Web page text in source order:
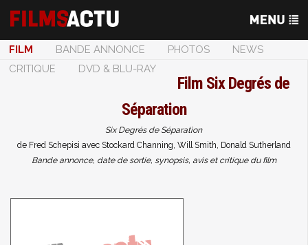
FILM BANDE ANNONCE PHOTOS
NEWS
CRITIQUE
DVD & BLU-RAY
Film Six Degrés de
Séparation
Six Degrés de Séparation
de Fred Schepisi avec Stockard Channing, Will Smith, Donald Sutherland
Bande annonce, date de sortie, synopsis, avis et critique du film